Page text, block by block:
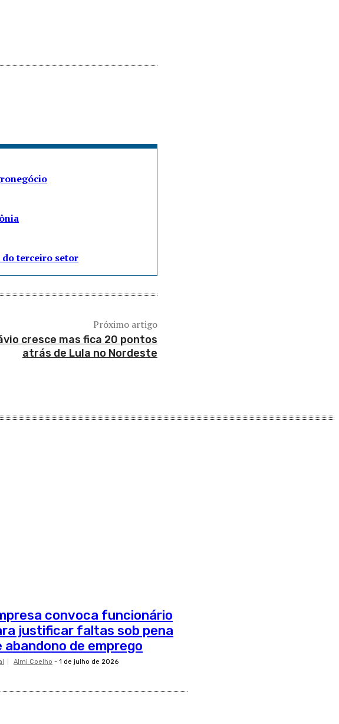
terceiro setor
Próximo artigo
cresce mas fica 20 pontos
atrás de Lula no Nordeste
convoca funcionário
justificar faltas sob pena
abandono de emprego
Almi Coelho - 1 de julho de 2026